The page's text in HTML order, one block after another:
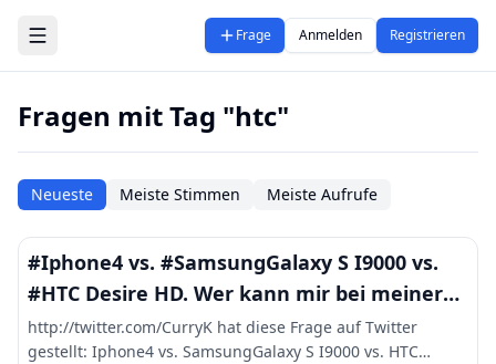
Zum Hauptinhalt springen
Frage Anmelden Registrieren
Fragen mit Tag "htc"
Neueste Meiste Stimmen Meiste Aufrufe
#Iphone4 vs. #SamsungGalaxy S I9000 vs.
#HTC Desire HD. Wer kann mir bei meiner
Entscheidung helfen?
http://twitter.com/CurryK hat diese Frage auf Twitter
gestellt: Iphone4 vs. SamsungGalaxy S I9000 vs. HTC